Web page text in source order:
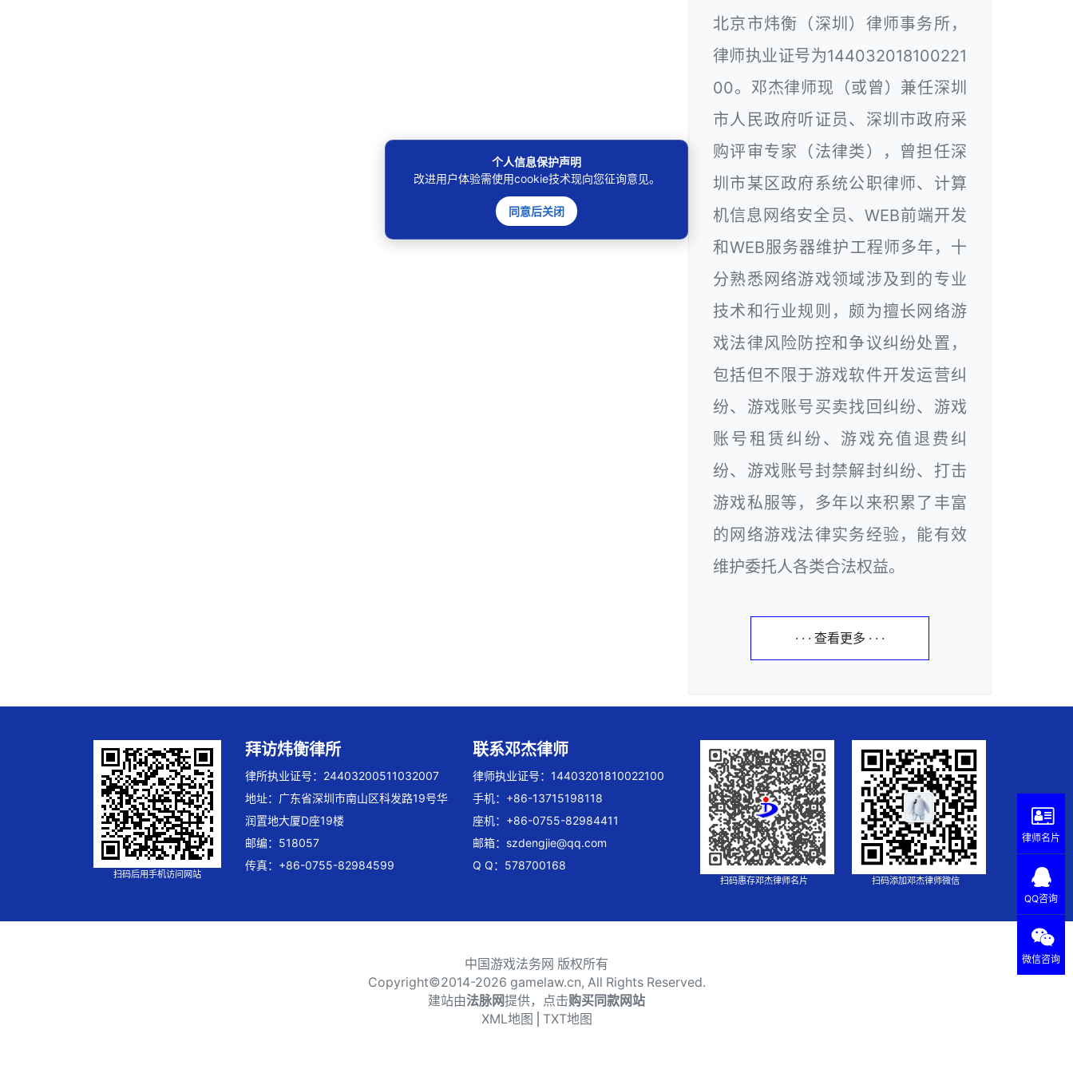
北京市炜衡（深圳）律师事务所，
律师执业证号为144032018100221
00。邓杰律师现（或曾）兼任深圳
市人民政府听证员、深圳市政府采
购评审专家（法律类），曾担任深
圳市某区政府系统公职律师、计算
机信息网络安全员、WEB前端开发
和WEB服务器维护工程师多年，十
分熟悉网络游戏领域涉及到的专业
技术和行业规则，颇为擅长网络游
戏法律风险防控和争议纠纷处置，
包括但不限于游戏软件开发运营纠
纷、游戏账号买卖找回纠纷、游戏
账号租赁纠纷、游戏充值退费纠
纷、游戏账号封禁解封纠纷、打击
游戏私服等，多年以来积累了丰富
的网络游戏法律实务经验，能有效
维护委托人各类合法权益。
· · · 查看更多 · · ·
扫码后用手机访问网站
拜访炜衡律所
律所执业证号：24403200511032007
地址：广东省深圳市南山区科发路19号华
润置地大厦D座19楼
邮编：518057
传真：+86-0755-82984599
联系邓杰律师
律师执业证号：14403201810022100
手机：+86-13715198118
座机：+86-0755-82984411
邮箱： szdengjie@qq.com
Q Q：578700168
扫码惠存邓杰律师名片 扫码添加邓杰律师微信
中国游戏法务网 版权所有
Copyright©2014-2026 gamelaw.cn, All Rights Reserved.
建站由法脉网提供，点击购买同款网站
个人信息保护声明
改进用户体验需使用cookie技术现向您征询意见。
同意后关闭
XML地图 TXT地图
律师名片
QQ咨询
微信咨询